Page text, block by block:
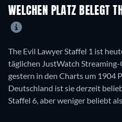
WELCHEN PLATZ BELEGT
The Evil Lawyer Staffel 1 ist
täglichen JustWatch
gestern in den Charts um 1904
Deutschland ist sie derzeit
Staffel 6, aber weniger beliebt